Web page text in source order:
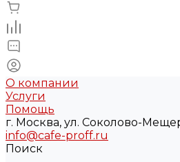
О компании
Услуги
Помощь
г. Москва, ул. Соколово-
info@cafe-proff.ru
Поиск